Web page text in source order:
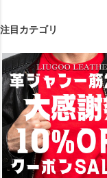
注目カテゴリ